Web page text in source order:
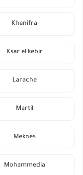
Khenifra
Ksar el kebir
Larache
Martil
Meknès
Mohammedia